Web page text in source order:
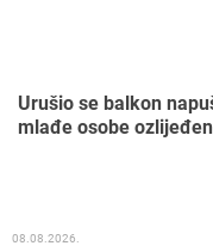
Urušio se balkon
mlađe osobe
08.08.2026.